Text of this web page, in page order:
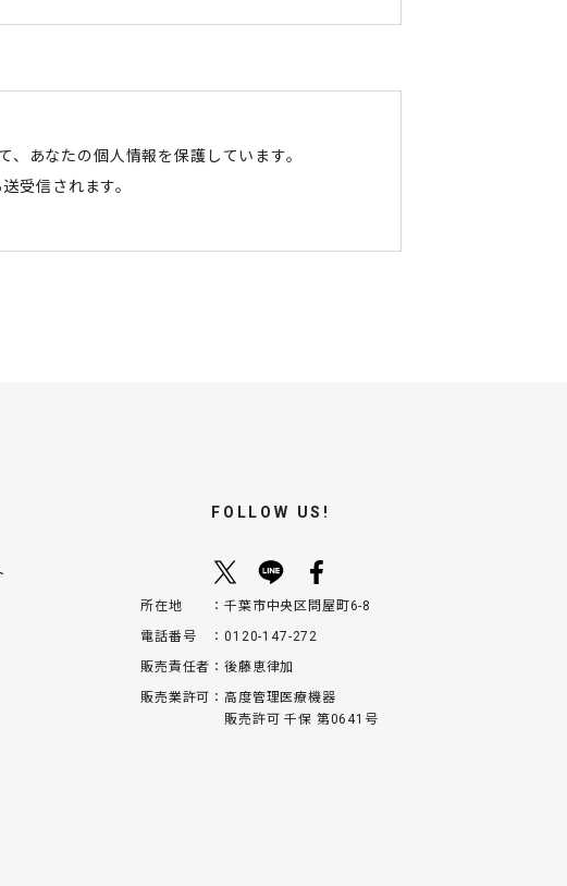
あなたの個人情報を保護しています。
受信されます。
FOLLOW US!
所在地
千葉市中央区問屋町6-8
電話番号
0120-147-272
販売責任者
後藤恵律加
販売業許可
高度管理医療機器
販売許可 千保 第0641号